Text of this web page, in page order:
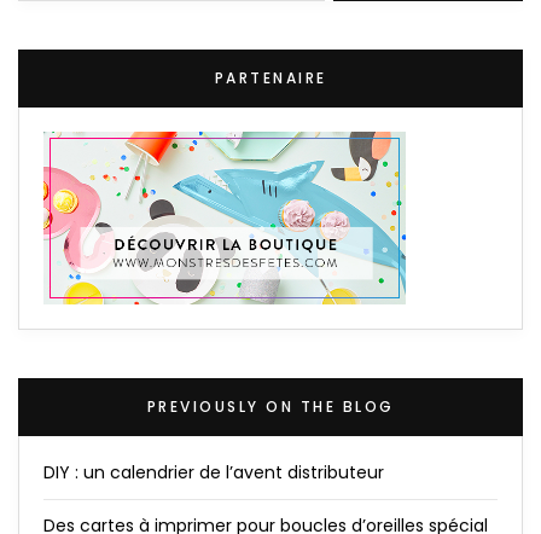
PARTENAIRE
PREVIOUSLY ON THE BLOG
DIY : un calendrier de l’avent distributeur
Des cartes à imprimer pour boucles d’oreilles spécial